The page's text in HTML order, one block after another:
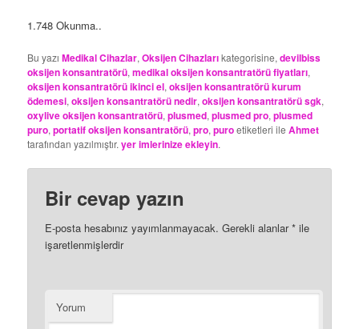
1.748 Okunma..
Bu yazıMedikal Cihazlar,Oksijen Cihazlarıkategorisine,devilbiss
oksijen konsantratörü,medikal oksijen konsantratörü fiyatları,
oksijen konsantratörü ikinci el,oksijen konsantratörü kurum
ödemesi,oksijen konsantratörü nedir,oksijen konsantratörü sgk,
oxylive oksijen konsantratörü,plusmed,plusmed pro,plusmed
puro,portatif oksijen konsantratörü,pro,puroetiketleri ileAhmet
tarafından yazılmıştır.yer imlerinize ekleyin.
Bir cevap yazın
E-posta hesabınız yayımlanmayacak. Gerekli alanlar* ile
işaretlenmişlerdir
Yorum